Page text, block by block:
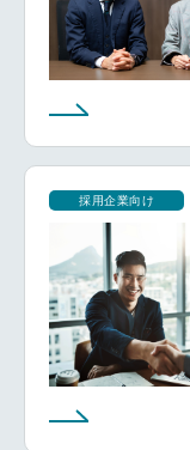
採用企業向け